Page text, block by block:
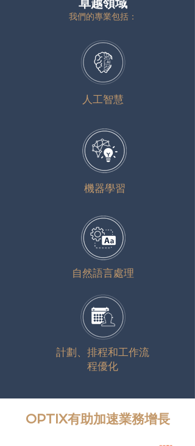
卓越領域
我們的專業包括：
人工智慧
機器學習
自然語言處理
計劃、排程和工作流
程優化
OPTIX有助加速業務增長